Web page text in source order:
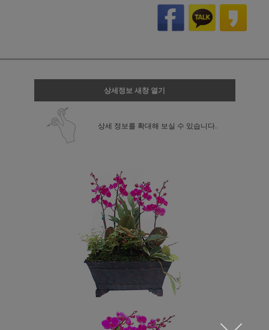
상세정보 새창 열기
상세 정보를 확대해 보실 수 있습니다.